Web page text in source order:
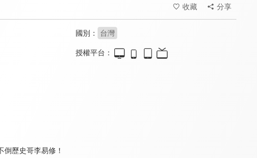
收藏 分享
國別： 台灣
授權平台：
歷史哥李易修！